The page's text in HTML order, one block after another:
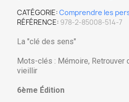
CATÉGORIE Comprendre les
RÉFÉRENCE 978-2-85008-514-7
La "clé des sens"
Mots-clés : Mémoire, Retrouver
vieillir
6ème Édition